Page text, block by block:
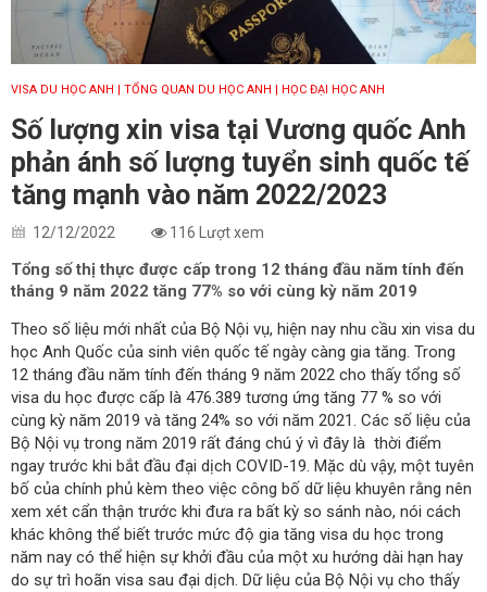
VISA DU HỌC ANH | TỔNG QUAN DU HỌC ANH | HỌC ĐẠI HỌC ANH
Số lượng xin visa tại Vương quốc Anh
phản ánh số lượng tuyển sinh quốc tế
tăng mạnh vào năm 2022/2023
12/12/2022 116 Lượt xem
Tổng số thị thực được cấp trong 12 tháng đầu năm tính đến
tháng 9 năm 2022 tăng 77% so với cùng kỳ năm 2019
Theo số liệu mới nhất của Bộ Nội vụ, hiện nay nhu cầu xin visa du
học Anh Quốc của sinh viên quốc tế ngày càng gia tăng. Trong
12 tháng đầu năm tính đến tháng 9 năm 2022 cho thấy tổng số
visa du học được cấp là 476.389 tương ứng tăng 77 % so với
cùng kỳ năm 2019 và tăng 24% so với năm 2021. Các số liệu của
Bộ Nội vụ trong năm 2019 rất đáng chú ý vì đây là thời điểm
ngay trước khi bắt đầu đại dịch COVID-19. Mặc dù vậy, một tuyên
bố của chính phủ kèm theo việc công bố dữ liệu khuyên rằng nên
xem xét cẩn thận trước khi đưa ra bất kỳ so sánh nào, nói cách
khác không thể biết trước mức độ gia tăng visa du học trong
năm nay có thể hiện sự khởi đầu của một xu hướng dài hạn hay
do sự trì hoãn visa sau đại dịch. Dữ liệu của Bộ Nội vụ cho thấy